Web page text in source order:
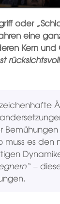
oder
eine
Kern und
muss es den
–